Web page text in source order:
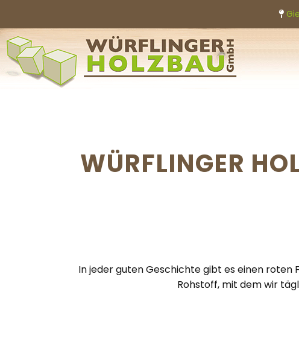

WÜRFLINGER
In jeder guten Geschichte gibt es einen roten
Rohstoff, mit dem wir